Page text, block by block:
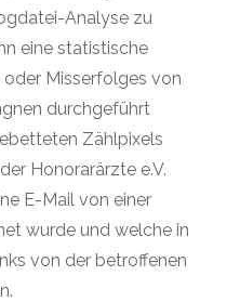
Analyse zu
eine statistische
Misserfolges von
durchgeführt
Zählpixels
Honorarärzte e.V.
E-Mail von einer
wurde und welche in
von der betroffenen